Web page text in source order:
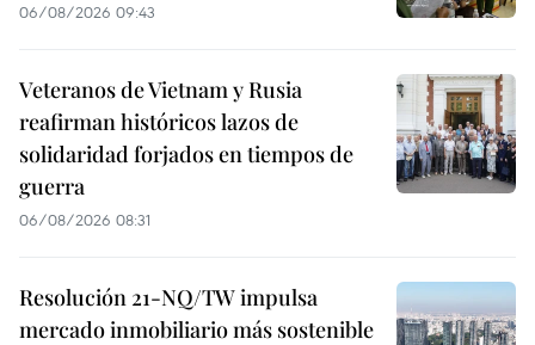
06/08/2026 09:43
Veteranos de Vietnam y Rusia
reafirman históricos lazos de
solidaridad forjados en tiempos de
guerra
06/08/2026 08:31
Resolución 21-NQ/TW impulsa
mercado inmobiliario más sostenible